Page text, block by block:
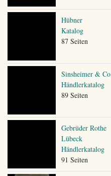
Hübner
Katalog
87 Seiten
Sinsheimer & Co
Händlerkatalog
89 Seiten
Gebrüder Rothe
Lübeck
Händlerkatalog
91 Seiten